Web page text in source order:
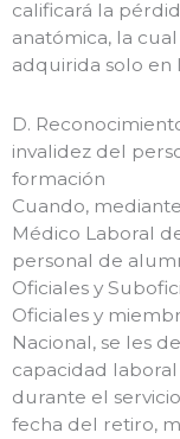
calificará la
anatómica, la
adquirida solo en
D.
invalidez del
formación
Cuando,
Médico Laboral
personal de
Oficiales y
Oficiales y
Nacional, se les
capacidad
durante el
fecha del retiro,